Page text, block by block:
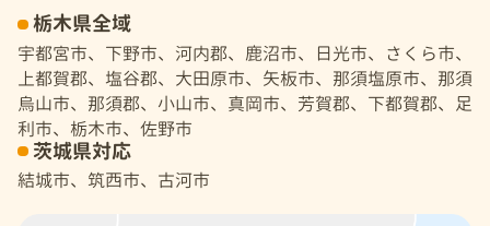
栃木県全域
宇都宮市、下野市、河内郡、鹿沼市、日光市、さくら市、
上都賀郡、塩谷郡、大田原市、矢板市、那須塩原市、那須
烏山市、那須郡、小山市、真岡市、芳賀郡、下都賀郡、足
利市、栃木市、佐野市
茨城県対応
結城市、筑西市、古河市